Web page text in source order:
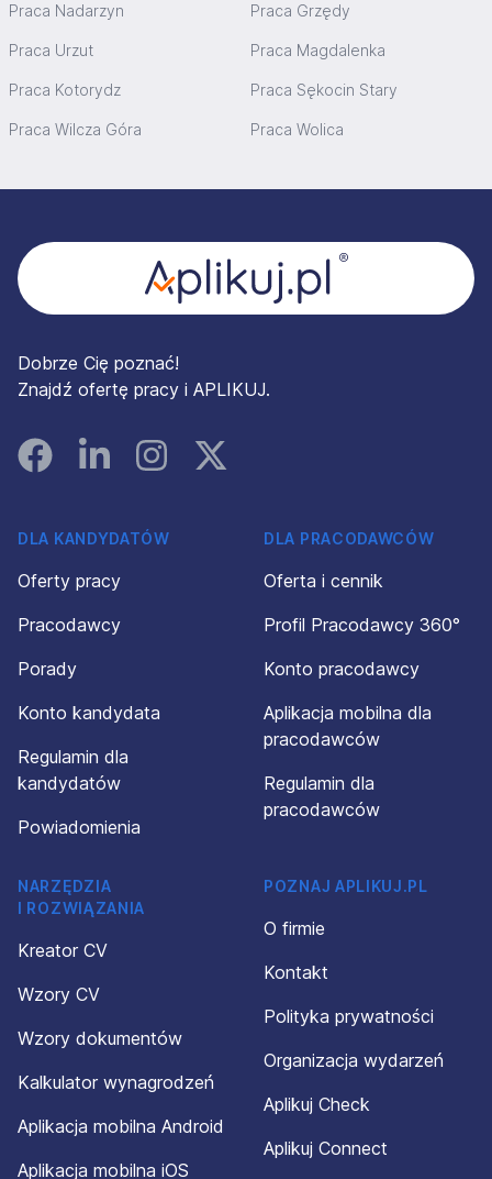
Praca Nadarzyn Praca Grzędy
Praca Urzut Praca Magdalenka
Praca Kotorydz Praca Sękocin Stary
Praca Wilcza Góra Praca Wolica
Dobrze Cię poznać!
Znajdź ofertę pracy i APLIKUJ.
FacebookLinked InInstagramInstagram
DLA KANDYDATÓW
Oferty pracy
Pracodawcy
Porady
Konto kandydata
Regulamin dla
kandydatów
Powiadomienia
DLA PRACODAWCÓW
Oferta i cennik
Profil Pracodawcy 360°
Konto pracodawcy
Aplikacja mobilna dla
pracodawców
Regulamin dla
pracodawców
NARZĘDZIA
I ROZWIĄZANIA
Kreator CV
Wzory CV
Wzory dokumentów
Kalkulator wynagrodzeń
Aplikacja mobilna Android
Aplikacja mobilna iOS
POZNAJ APLIKUJ.PL
O firmie
Kontakt
Polityka prywatności
Organizacja wydarzeń
Aplikuj Check
Aplikuj Connect